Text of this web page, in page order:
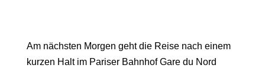
Am nächsten Morgen geht die Reise nach einem
kurzen Halt im Pariser Bahnhof Gare du Nord